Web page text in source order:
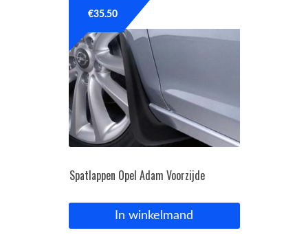
Spatlappen Opel Adam Voorzijde
€35.50
In winkelmand